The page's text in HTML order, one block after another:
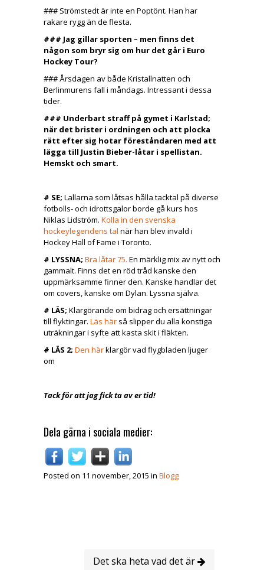
### Strömstedt är inte en Poptönt. Han har
rakare rygg än de flesta.
### Jag gillar sporten – men finns det
någon som bryr sig om hur det går i Euro
Hockey Tour?
### Årsdagen av både Kristallnatten och
Berlinmurens fall i måndags. Intressant i dessa
tider.
### Underbart straff på gymet i Karlstad;
när det brister i ordningen och att plocka
rätt efter sig hotar föreståndaren med att
lägga till Justin Bieber-låtar i spellistan.
Hemskt och smart.
# SE; Lallarna som låtsas hålla tacktal på diverse
fotbolls- och idrottsgalor borde gå kurs hos
Niklas Lidström. Kolla in den svenska
hockeylegendens tal när han blev invald i
Hockey Hall of Fame i Toronto.
# LYSSNA; Bra låtar 75. En märklig mix av nytt och
gammalt. Finns det en röd tråd kanske den
uppmärksamme finner den. Kanske handlar det
om covers, kanske om Dylan. Lyssna själva.
# LÄS; Klargörande om bidrag och ersättningar
till flyktingar. Läs här så slipper du alla konstiga
uträkningar i syfte att kasta skit i fläkten.
# LÄS 2; Den härklargör vad flygbladen ljuger
om
Tack för att jag fick ta av er tid!
Dela gärna i sociala medier:
Posted on 11 november, 2015 in Blogg
Det ska heta vad det är